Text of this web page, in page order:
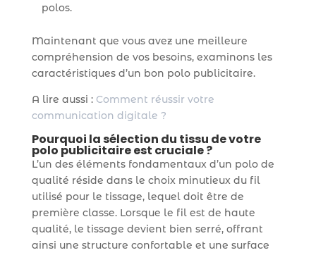
polos.
Maintenant que vous avez une meilleure
compréhension de vos besoins, examinons les
caractéristiques d’un bon polo publicitaire.
A lire aussi : Comment réussir votre
communication digitale ?
Pourquoi la sélection du tissu de votre
polo publicitaire est cruciale ?
L’un des éléments fondamentaux d’un polo de
qualité réside dans le choix minutieux du fil
utilisé pour le tissage, lequel doit être de
première classe. Lorsque le fil est de haute
qualité, le tissage devient bien serré, offrant
ainsi une structure confortable et une surface